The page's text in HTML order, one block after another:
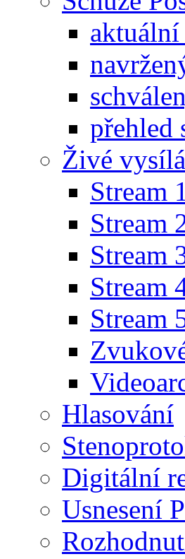
aktuální
přehled
Živé
Stream 1
Stream
Stream
Stream
Stream
Hlasování
Digitální
Usnesení